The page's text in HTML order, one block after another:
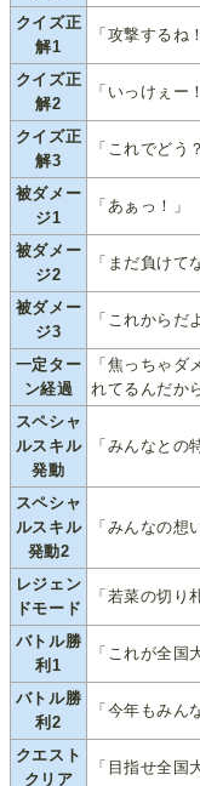
クイズ正
解1
「攻撃するね
クイズ正
解2
「いっけぇー
クイズ正
解3
「これでどう
被ダメー
ジ1
「あぁっ！」
被ダメー
ジ2
「まだ負けて
被ダメー
ジ3
「これからだ
一定ター
ン経過
「焦っちゃダ
れてるんだか
スペシャ
ルスキル
発動
「みんなとの
スペシャ
ルスキル
発動2
「みんなの想
レジェン
ドモード
「若菜の切り
バトル勝
利1
「これが全国
バトル勝
利2
「今年もみん
クエスト
クリア
「目指せ全国